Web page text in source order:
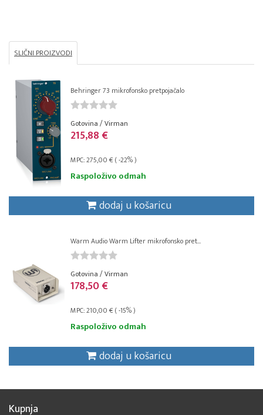
SLIČNI PROIZVODI
Behringer 73 mikrofonsko pretpojačalo
Gotovina / Virman
215,88 €
MPC: 275,00 € ( -22% )
Raspoloživo odmah
dodaj u košaricu
Warm Audio Warm Lifter mikrofonsko pret...
Gotovina / Virman
178,50 €
MPC: 210,00 € ( -15% )
Raspoloživo odmah
dodaj u košaricu
Kupnja